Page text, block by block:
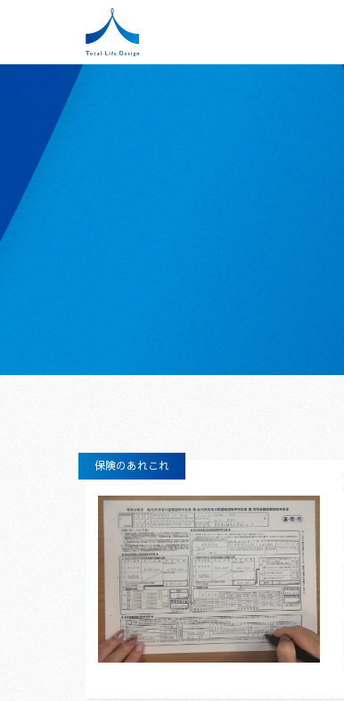
保険のあれこれ